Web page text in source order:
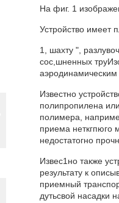
На фиг. 1
Устройство имеет
1, шахту ",
сос,шненных
Известно
полипропилена
полимера,
приема неткгпюго
недостатогно
Извес1но также
результату к
приемный
дутьсвой насадки